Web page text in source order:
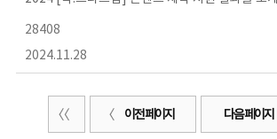
28408
2024.11.28
이전 페이지 다음 페이지